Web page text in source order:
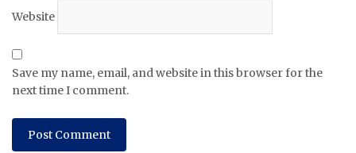
Website
Save my name, email, and website in this browser for the
next time I comment.